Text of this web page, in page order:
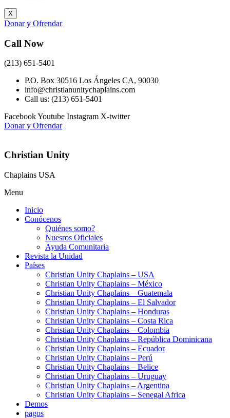
X
Donar y Ofrendar
Call Now
(213) 651-5401
P.O. Box 30516 Los Ángeles CA, 90030
info@christianunitychaplains.com
Call us: (213) 651-5401
FacebookYoutube Instagram X-twitter
Donar y Ofrendar
Christian Unity
Chaplains USA
Menu
Inicio
Conócenos
Quiénes somo?
Nuesros Oficiales
Ayuda Comunitaria
Revista la Unidad
Países
Christian Unity Chaplains – USA
Christian Unity Chaplains – México
Christian Unity Chaplains – Guatemala
Christian Unity Chaplains – El Salvador
Christian Unity Chaplains – Honduras
Christian Unity Chaplains – Costa Rica
Christian Unity Chaplains – Colombia
Christian Unity Chaplains – República Dominicana
Christian Unity Chaplains – Ecuador
Christian Unity Chaplains – Perú
Christian Unity Chaplains – Belice
Christian Unity Chaplains – Uruguay
Christian Unity Chaplains – Argentina
Christian Unity Chaplains – Senegal Africa
Demos
pagos